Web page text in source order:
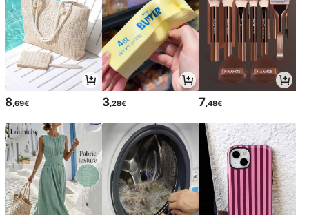
8,69€ 3,28€ 7,48€